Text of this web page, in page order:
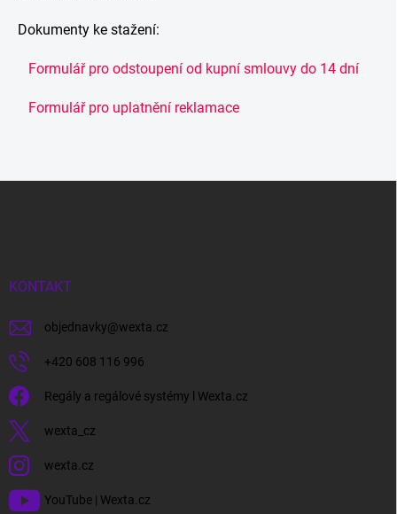
Dokumenty ke stažení:
Formulář pro odstoupení od kupní smlouvy do 14 dní
Formulář pro uplatnění reklamace
KONTAKT
objednavky@wexta.cz
+420 608 116 996
Regály a regálové systémy l Wexta.cz
wexta_cz
wexta.cz
YouTube | Wexta.cz